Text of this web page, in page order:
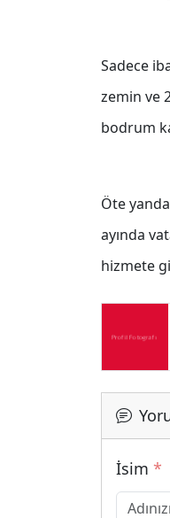
Sadece
zemin ve
bodrum
Öte
ayında
hizmete
İsim *